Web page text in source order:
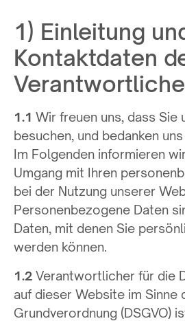
1) Einleitung
Kontaktdaten
1.1 Wir freuen uns, dass Sie
besuchen, und bedanken
Im Folgenden informieren
Umgang mit Ihren
bei der Nutzung unserer
Personenbezogene Daten
Daten, mit denen Sie
werden können.
1.2 Verantwortlicher für die
auf dieser Website im Sinne
Grundverordnung (DSGVO)